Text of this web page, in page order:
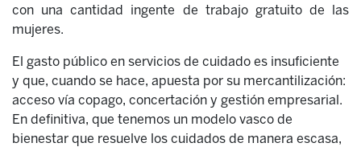
con una cantidad ingente de trabajo gratuito de las
mujeres.
El gasto público en servicios de cuidado es insuficiente
y que, cuando se hace, apuesta por su mercantilización:
acceso vía copago, concertación y gestión empresarial.
En definitiva, que tenemos un modelo vasco de
bienestar que resuelve los cuidados de manera escasa,